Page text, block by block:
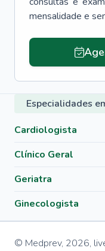
mensalidade e
Especialidades
Cardiologista
Clínico Geral
Geriatra
Ginecologista
© Medprev, 2026,